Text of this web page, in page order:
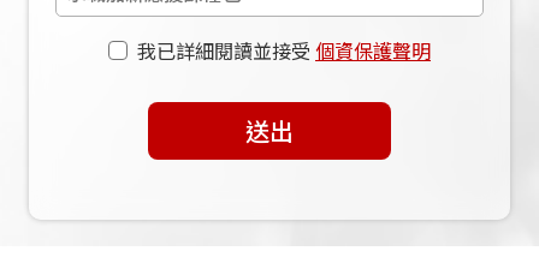
我已詳細閱讀並接受 個資保護聲明
送出